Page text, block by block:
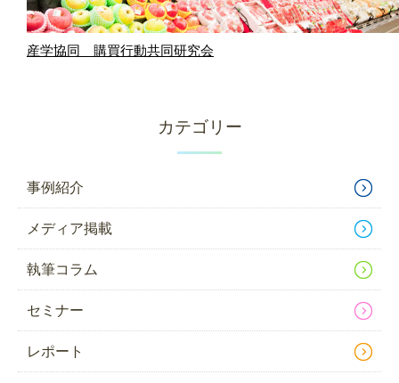
産学協同 購買行動共同研究会
カテゴリー
事例紹介
メディア掲載
執筆コラム
セミナー
レポート